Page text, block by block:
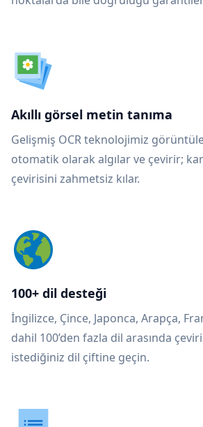
Akıllı görsel metin tanıma
Gelişmiş OCR teknolojimiz
otomatik olarak algılar ve çevirir;
çevirisini zahmetsiz kılar.
100+ dil desteği
İngilizce, Çince, Japonca, Arapça,
dahil 100’den fazla dil arasında çeviri
istediğiniz dil çiftine geçin.